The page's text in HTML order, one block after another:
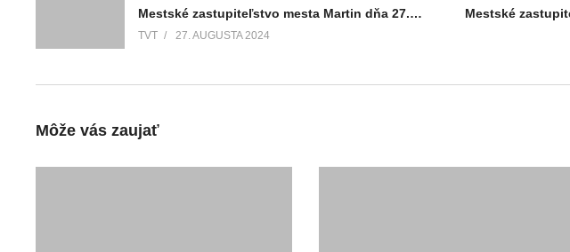
Mestské zastupiteľstvo mesta Martin dňa 27.8.2024 – mimo plánu práce
TVT 27. AUGUSTA 2024
Môže vás zaujať